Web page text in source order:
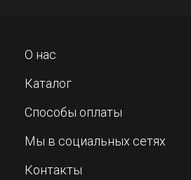
О нас
Каталог
Способы оплаты
Мы в социальных сетях
Контакты